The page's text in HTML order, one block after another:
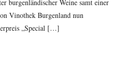
burgenländischer Weine samt einer
Vinothek Burgenland nun
„Special […]